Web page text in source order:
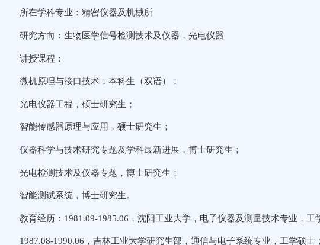
所在学科专业：精密仪器及机械所
研究方向：生物医学信号检测技术及仪器，光电仪器
讲授课程：
微机原理与接口技术，本科生（双语）；
光电仪器工程，硕士研究生；
智能传感器原理与应用，硕士研究生；
仪器科学与技术研究专题及学科最新进展，博士研究生；
光电检测技术及仪器专题，博士研究生；
智能测试系统，博士研究生。
教育经历：1981.09-1985.06，沈阳工业大学，电子仪器及测量技术专业，工
1987.08-1990.06，吉林工业大学研究生部，通信与电子系统专业，工学硕士；